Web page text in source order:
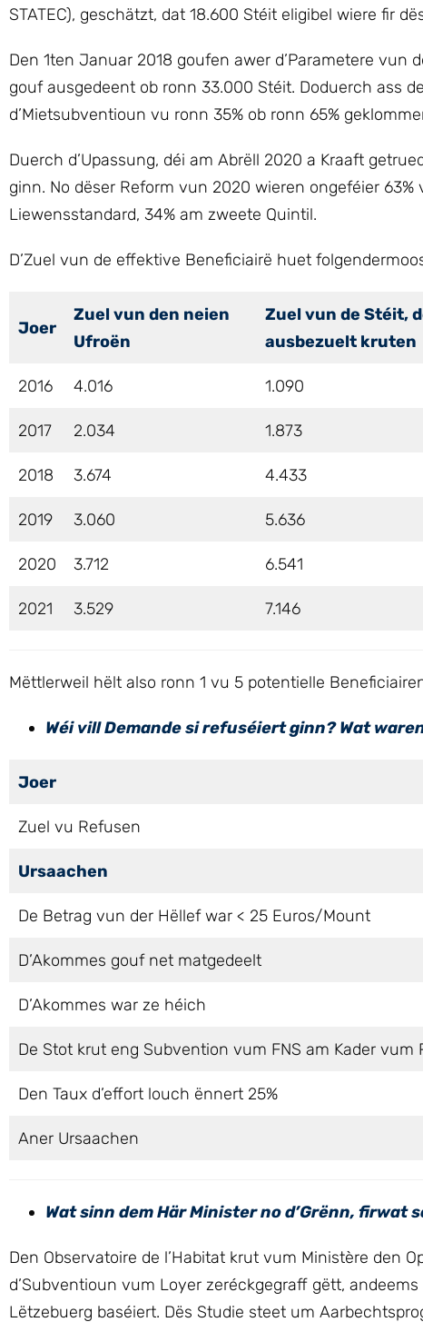
STATEC), geschätzt, dat 18.600 Stéit eligibel wiere fir
Den 1ten Januar 2018 goufen awer d’Parametere vun
gouf ausgedeent ob ronn 33.000 Stéit. Doduerch ass
d’Mietsubventioun vu ronn 35% ob ronn 65%
Duerch d’Upassung, déi am Abrëll 2020 a Kraaft
ginn. No dëser Reform vun 2020 wieren ongeféier
Liewensstandard, 34% am zweete Quintil.
D’Zuel vun de effektive Beneficiairë huet
Joer
Zuel vun den neien
Ufroën
Zuel vun de Stéit,
ausbezuelt kruten
2016 4.016 1.090
2017 2.034 1.873
2018 3.674 4.433
2019 3.060 5.636
2020 3.712 6.541
2021 3.529 7.146
Mëttlerweil hëlt also ronn 1 vu 5 potentielle
Wéi vill Demande si refuséiert ginn? Wat
Joer
Zuel vu Refusen
Ursaachen
De Betrag vun der Hëllef war < 25 Euros/Mount
D’Akommes gouf net matgedeelt
D’Akommes war ze héich
De Stot krut eng Subvention vum FNS am Kader vum
Den Taux d’effort louch ënnert 25%
Aner Ursaachen
Wat sinn dem Här Minister no d’Grënn, firwat
Den Observatoire de l’Habitat krut vum Ministère den
d’Subventioun vum Loyer zeréckgegraff gëtt,
Lëtzebuerg baséiert. Dës Studie steet um